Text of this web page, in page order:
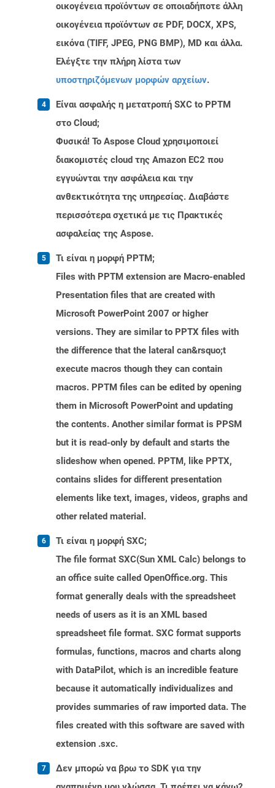
οικογένεια προϊόντων σε οποιαδήποτε άλλη
οικογένεια προϊόντων σε PDF, DOCX, XPS,
εικόνα (TIFF, JPEG, PNG BMP), MD και άλλα.
Ελέγξτε την πλήρη λίστα των
υποστηριζόμενων μορφών αρχείων.
Είναι ασφαλής η μετατροπή SXC to PPTM
στο Cloud;
Φυσικά! Το Aspose Cloud χρησιμοποιεί
διακομιστές cloud της Amazon EC2 που
εγγυώνται την ασφάλεια και την
ανθεκτικότητα της υπηρεσίας. Διαβάστε
περισσότερα σχετικά με τις Πρακτικές
ασφαλείας της Aspose.
Τι είναι η μορφή PPTM;
Files with PPTM extension are Macro-enabled
Presentation files that are created with
Microsoft PowerPoint 2007 or higher
versions. They are similar to PPTX files with
the difference that the lateral can&rsquo;t
execute macros though they can contain
macros. PPTM files can be edited by opening
them in Microsoft PowerPoint and updating
the contents. Another similar format is PPSM
but it is read-only by default and starts the
slideshow when opened. PPTM, like PPTX,
contains slides for different presentation
elements like text, images, videos, graphs and
other related material.
Τι είναι η μορφή SXC;
The file format SXC(Sun XML Calc) belongs to
an office suite called OpenOffice.org. This
format generally deals with the spreadsheet
needs of users as it is an XML based
spreadsheet file format. SXC format supports
formulas, functions, macros and charts along
with DataPilot, which is an incredible feature
because it automatically individualizes and
provides summaries of raw imported data. The
files created with this software are saved with
extension .sxc.
Δεν μπορώ να βρω το SDK για την